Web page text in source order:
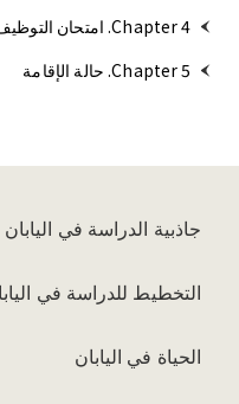
Chapter 4. امتحان التوظيف الياباني
Chapter 5. حالة الإقامة
جاذبية الدراسة في اليابان
التخطيط للدراسة في
الحياة في اليابان